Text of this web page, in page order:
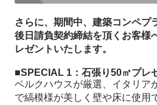
さらに、期間中、建築コンペプ
後日請負契約締結を頂くお客様
レゼントいたします。
■SPECIAL 1：石張り50㎡プレ
ベルクハウスが厳選、イタリア
で縞模様が美しく壁や床に使用